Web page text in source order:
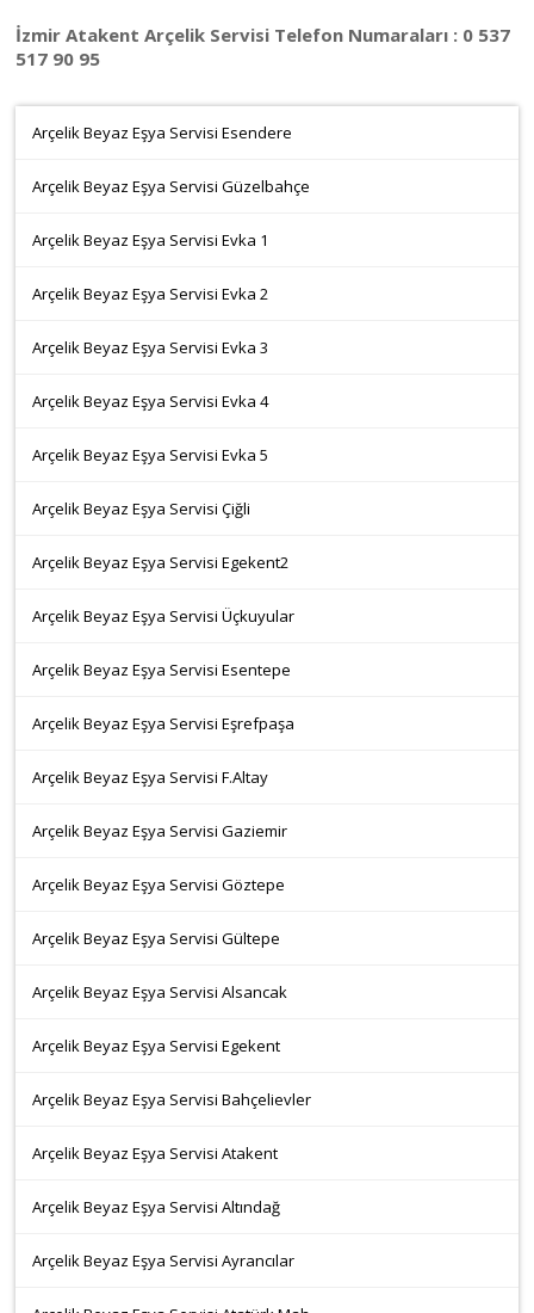
İzmir Atakent Arçelik Servisi Telefon Numaraları : 0 537
517 90 95
Arçelik Beyaz Eşya Servisi Esendere
Arçelik Beyaz Eşya Servisi Güzelbahçe
Arçelik Beyaz Eşya Servisi Evka 1
Arçelik Beyaz Eşya Servisi Evka 2
Arçelik Beyaz Eşya Servisi Evka 3
Arçelik Beyaz Eşya Servisi Evka 4
Arçelik Beyaz Eşya Servisi Evka 5
Arçelik Beyaz Eşya Servisi Çiğli
Arçelik Beyaz Eşya Servisi Egekent2
Arçelik Beyaz Eşya Servisi Üçkuyular
Arçelik Beyaz Eşya Servisi Esentepe
Arçelik Beyaz Eşya Servisi Eşrefpaşa
Arçelik Beyaz Eşya Servisi F.Altay
Arçelik Beyaz Eşya Servisi Gaziemir
Arçelik Beyaz Eşya Servisi Göztepe
Arçelik Beyaz Eşya Servisi Gültepe
Arçelik Beyaz Eşya Servisi Alsancak
Arçelik Beyaz Eşya Servisi Egekent
Arçelik Beyaz Eşya Servisi Bahçelievler
Arçelik Beyaz Eşya Servisi Atakent
Arçelik Beyaz Eşya Servisi Altındağ
Arçelik Beyaz Eşya Servisi Ayrancılar